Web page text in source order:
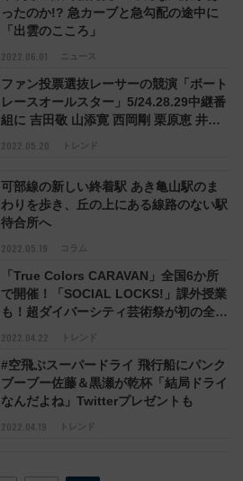
2022.06.01 ニュース
ったのか!? 急カーブと急勾配の途中に
「出雲のこころ」
2022.05.20 トレンド
ファン投票選抜レーサーの競演「ボート
レースオールスター」5/24.28.29中継番
組に 吉田敬 山添寛 西岡剛 栗原恵 井端
2022.05.19 コラム
可部線の新しい終着駅 あき亀山駅のま
わりを歩き、丘の上にある線路のない駅
待合所へ
2022.04.22 トレンド
「True Colors CARAVAN」全国6か所
で開催！「SOCIAL LOCKS!」課外授業
も！超ダイバーシティ芸術祭が初の全国
2022.04.19 トレンド
#空飛ぶスーパードライ 飛行船にパンク
ブーブー佐藤＆黒瀬が乾杯「結局ドライ
なんだよね」Twitterプレゼントも